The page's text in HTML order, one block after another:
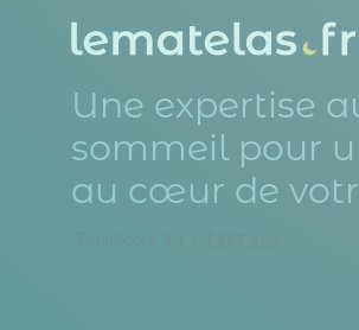
Une expertise
sommeil pour
au cœur de